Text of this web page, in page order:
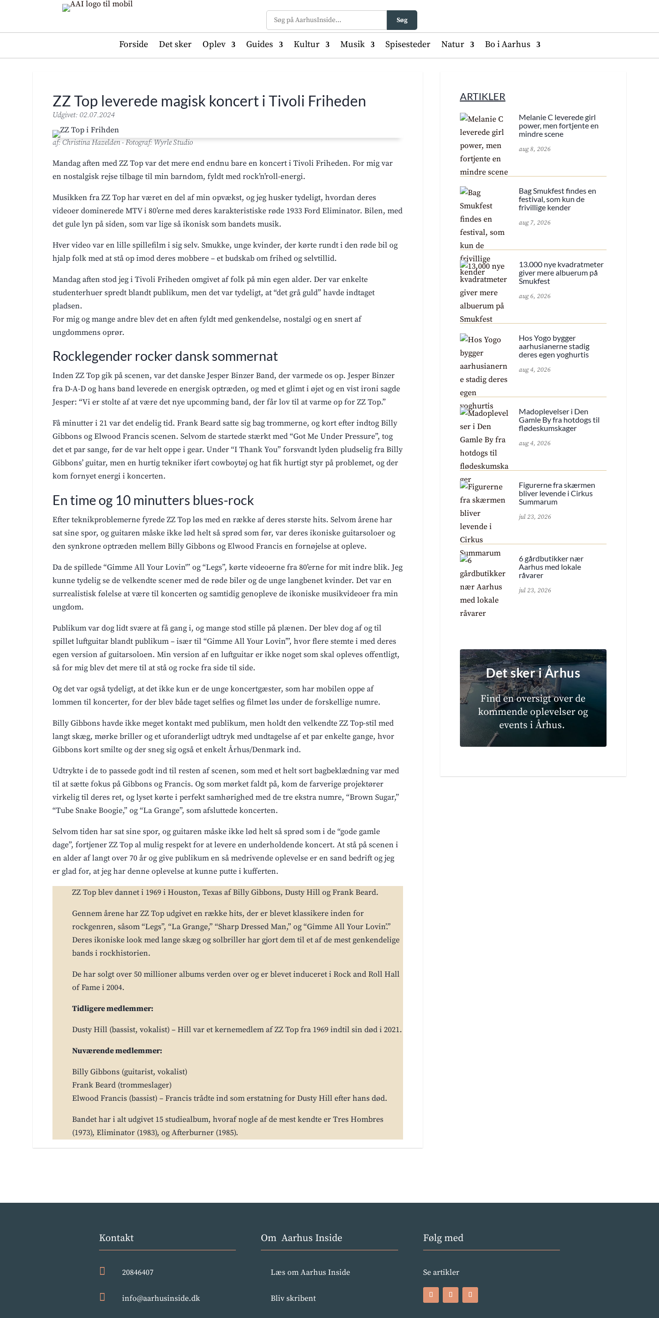
Søg
Forside Det sker Oplev Guides Kultur Musik Spisesteder Natur Bo i Aarhus
ZZ Top leverede magisk koncert i Tivoli Friheden
Udgivet: 02.07.2024
af: Christina Hazelden - Fotograf: Wyrle Studio
Mandag aften med ZZ Top var det mere end endnu bare en koncert i Tivoli Friheden. For mig var
en nostalgisk rejse tilbage til min barndom, fyldt med rock’n’roll-energi.
Musikken fra ZZ Top har været en del af min opvækst, og jeg husker tydeligt, hvordan deres
videoer dominerede MTV i 80’erne med deres karakteristiske røde 1933 Ford Eliminator. Bilen, med
det gule lyn på siden, som var lige så ikonisk som bandets musik.
Hver video var en lille spillefilm i sig selv. Smukke, unge kvinder, der kørte rundt i den røde bil og
hjalp folk med at stå op imod deres mobbere – et budskab om frihed og selvtillid.
Mandag aften stod jeg i Tivoli Friheden omgivet af folk på min egen alder. Der var enkelte
studenterhuer spredt blandt publikum, men det var tydeligt, at “det grå guld” havde indtaget
pladsen.
For mig og mange andre blev det en aften fyldt med genkendelse, nostalgi og en snert af
ungdommens oprør.
Rocklegender rocker dansk sommernat
Inden ZZ Top gik på scenen, var det danske Jesper Binzer Band, der varmede os op. Jesper Binzer
fra D-A-D og hans band leverede en energisk optræden, og med et glimt i øjet og en vist ironi sagde
Jesper: “Vi er stolte af at være det nye upcomming band, der får lov til at varme op for ZZ Top.”
Få minutter i 21 var det endelig tid. Frank Beard satte sig bag trommerne, og kort efter indtog Billy
Gibbons og Elwood Francis scenen. Selvom de startede stærkt med “Got Me Under Pressure”, tog
det et par sange, før de var helt oppe i gear. Under “I Thank You” forsvandt lyden pludselig fra Billy
Gibbons’ guitar, men en hurtig tekniker iført cowboytøj og hat fik hurtigt styr på problemet, og der
kom fornyet energi i koncerten.
En time og 10 minutters blues-rock
Efter teknikproblemerne fyrede ZZ Top løs med en række af deres største hits. Selvom årene har
sat sine spor, og guitaren måske ikke lød helt så sprød som før, var deres ikoniske guitarsoloer og
den synkrone optræden mellem Billy Gibbons og Elwood Francis en fornøjelse at opleve.
Da de spillede “Gimme All Your Lovin'” og “Legs”, kørte videoerne fra 80’erne for mit indre blik. Jeg
kunne tydelig se de velkendte scener med de røde biler og de unge langbenet kvinder. Det var en
surrealistisk følelse at være til koncerten og samtidig genopleve de ikoniske musikvideoer fra min
ungdom.
Publikum var dog lidt svære at få gang i, og mange stod stille på plænen. Der blev dog af og til
spillet luftguitar blandt publikum – især til “Gimme All Your Lovin’”, hvor flere stemte i med deres
egen version af guitarsoloen. Min version af en luftguitar er ikke noget som skal opleves offentligt,
så for mig blev det mere til at stå og rocke fra side til side.
Og det var også tydeligt, at det ikke kun er de unge koncertgæster, som har mobilen oppe af
lommen til koncerter, for der blev både taget selfies og filmet løs under de forskellige numre.
Billy Gibbons havde ikke meget kontakt med publikum, men holdt den velkendte ZZ Top-stil med
langt skæg, mørke briller og et uforanderligt udtryk med undtagelse af et par enkelte gange, hvor
Gibbons kort smilte og der sneg sig også et enkelt Århus/Denmark ind.
Udtrykte i de to passede godt ind til resten af scenen, som med et helt sort bagbeklædning var med
til at sætte fokus på Gibbons og Francis. Og som mørket faldt på, kom de farverige projektører
virkelig til deres ret, og lyset kørte i perfekt samhørighed med de tre ekstra numre, “Brown Sugar,”
“Tube Snake Boogie,” og “La Grange”, som afsluttede koncerten.
Selvom tiden har sat sine spor, og guitaren måske ikke lød helt så sprød som i de “gode gamle
dage”, fortjener ZZ Top al mulig respekt for at levere en underholdende koncert. At stå på scenen i
en alder af langt over 70 år og give publikum en så medrivende oplevelse er en sand bedrift og jeg
er glad for, at jeg har denne oplevelse at kunne putte i kufferten.
ZZ Top blev dannet i 1969 i Houston, Texas af Billy Gibbons, Dusty Hill og Frank Beard.
Gennem årene har ZZ Top udgivet en række hits, der er blevet klassikere inden for
rockgenren, såsom “Legs”, “La Grange,” “Sharp Dressed Man,” og “Gimme All Your Lovin’.”
Deres ikoniske look med lange skæg og solbriller har gjort dem til et af de mest genkendelige
bands i rockhistorien.
De har solgt over 50 millioner albums verden over og er blevet induceret i Rock and Roll Hall
of Fame i 2004.
Tidligere medlemmer:
Dusty Hill (bassist, vokalist) – Hill var et kernemedlem af ZZ Top fra 1969 indtil sin død i 2021.
Nuværende medlemmer:
Billy Gibbons (guitarist, vokalist)
Frank Beard (trommeslager)
Elwood Francis (bassist) – Francis trådte ind som erstatning for Dusty Hill efter hans død.
Bandet har i alt udgivet 15 studiealbum, hvoraf nogle af de mest kendte er Tres Hombres
(1973), Eliminator (1983), og Afterburner (1985).
ARTIKLER
Melanie C leverede girl
power, men fortjente en
mindre scene
aug 8, 2026
Bag Smukfest findes en
festival, som kun de
frivillige kender
aug 7, 2026
13.000 nye kvadratmeter
giver mere albuerum på
Smukfest
aug 6, 2026
Hos Yogo bygger
aarhusianerne stadig
deres egen yoghurtis
aug 4, 2026
Madoplevelser i Den
Gamle By fra hotdogs til
flødeskumskager
aug 4, 2026
Figurerne fra skærmen
bliver levende i Cirkus
Summarum
jul 23, 2026
6 gårdbutikker nær
Aarhus med lokale
råvarer
jul 23, 2026
Det sker i Århus
Find en oversigt over de
kommende oplevelser og
events i Århus.
Kontakt
 20846407
 info@aarhusinside.dk
Om Aarhus Inside
Læs om Aarhus Inside
Bliv skribent
Følg med
Se artikler